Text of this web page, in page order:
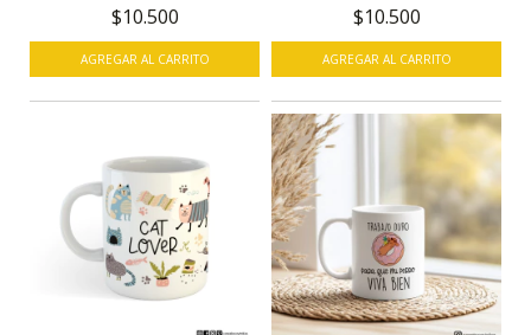
$10.500 $10.500